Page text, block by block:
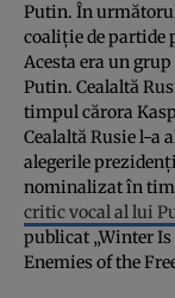
Putin. În
coaliție de partide
Acesta era un
Putin. Cealaltă
timpul cărora
Cealaltă Rusie l-a
alegerile
nominalizat în
critic vocal al lui
publicat „Winter
Enemies of the